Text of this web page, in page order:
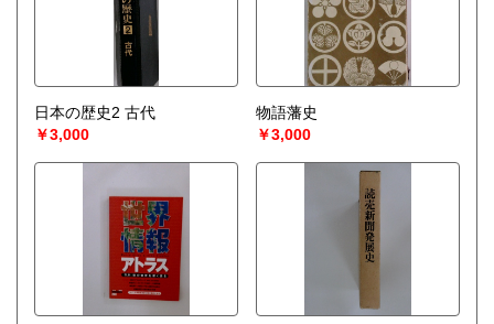
日本の歴史2 古代
￥3,000
物語藩史
￥3,000